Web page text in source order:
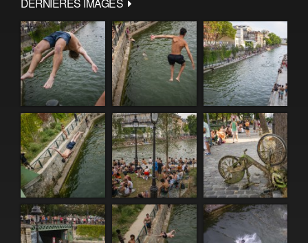
DERNIÈRES IMAGES